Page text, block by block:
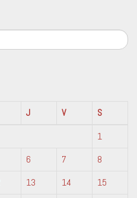
J V
S
1
6 7
8
13 14
15